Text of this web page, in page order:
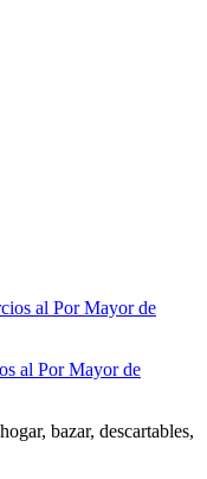
al Por Mayor de
bazar, descartables,